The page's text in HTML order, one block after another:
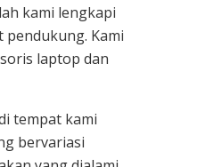
kami lengkapi
Kami
laptop dan
tempat kami
bervariasi